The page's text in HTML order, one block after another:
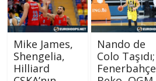
Mike James,
Shengelia,
Hilliard
Nando de
Colo Taşıdı;
Fenerbahçe